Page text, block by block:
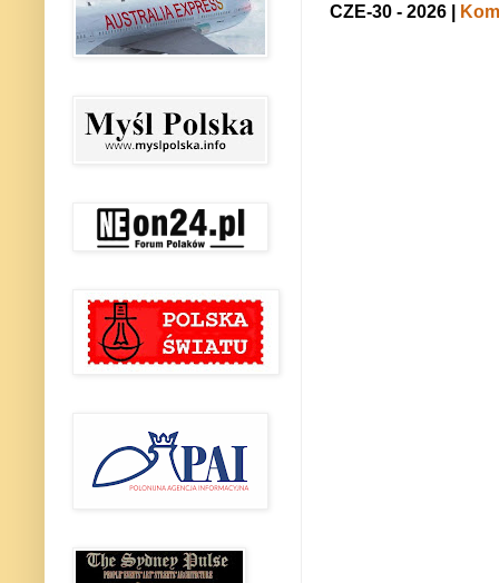
CZE-30 - 2026 |